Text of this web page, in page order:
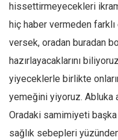
hissettirmeyecekleri
hiç haber vermeden
versek, oradan buradan
hazırlayacaklarını
yiyeceklerle birlikte
yemeğini yiyoruz. Abluka
Oradaki samimiyeti
sağlık sebepleri yüzünden